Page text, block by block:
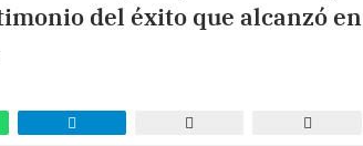
del éxito que alcanzó en